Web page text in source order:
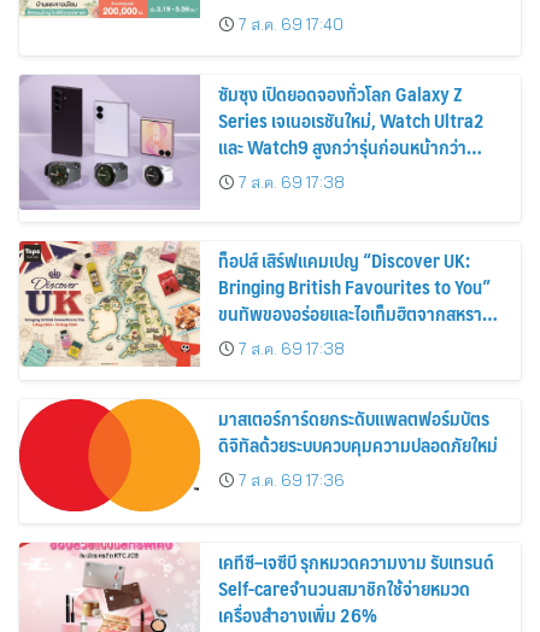
ส่วนลดและสิทธิพิเศษถึง 31 สิงหาคม
2569
7 ส.ค. 69 17:40
ซัมซุง เปิดยอดจองทั่วโลก Galaxy Z
Series เจเนอเรชันใหม่, Watch Ultra2
และ Watch9 สูงกว่ารุ่นก่อนหน้ากว่า
30%7 ส.ค. 69 17:38
ท็อปส์ เสิร์ฟแคมเปญ “Discover UK:
Bringing British Favourites to You”
ขนทัพของอร่อยและไอเท็มฮิตจากสหราช
อาณาจักร ส่งตรงถึงมือตั้งแต่วันนี้ – 18
สิงหาคมนี้
7 ส.ค. 69 17:38
มาสเตอร์การ์ดยกระดับแพลตฟอร์มบัตร
ดิจิทัลด้วยระบบควบคุมความปลอดภัยใหม่
7 ส.ค. 69 17:36
เคทีซี–เจซีบี รุกหมวดความงาม รับเทรนด์
Self-careจำนวนสมาชิกใช้จ่ายหมวด
เครื่องสำอางเพิ่ม 26%